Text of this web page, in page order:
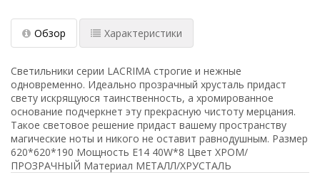
Обзор Характеристики
Светильники серии LACRIMA строгие и нежные
одновременно. Идеально прозрачный хрусталь придаст
свету искрящуюся таинственность, а хромированное
основание подчеркнет эту прекрасную чистоту мерцания.
Такое световое решение придаст вашему пространству
магические ноты и никого не оставит равнодушным. Размер
620*620*190 Мощность E14 40W*8 Цвет ХРОМ/
ПРОЗРАЧНЫЙ Материал МЕТАЛЛ/ХРУСТАЛЬ